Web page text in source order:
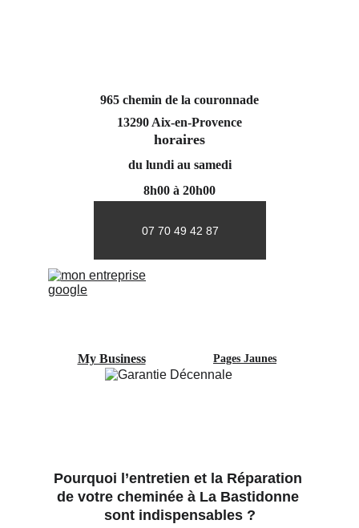
07 70 49 42 87
965 chemin de la couronnade
13290 Aix-en-Provence
horaires
du lundi au samedi
8h00 à 20h00
My Business Pages Jaunes
Pourquoi l’entretien et la Réparation
de votre cheminée à La Bastidonne
sont indispensables ?